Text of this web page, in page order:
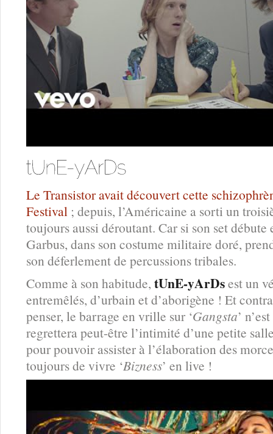
Le Transistor avait découvert cette
Festival ; depuis, l’Américaine a sorti un
toujours aussi déroutant. Car si son set débute
Garbus, dans son costume militaire doré,
son déferlement de percussions tribales.
Comme à son habitude, tUnE-yArDsest un
entremêlés, d’urbain et d’aborigène ! Et
penser, le barrage en vrille sur ‘Gangsta’
regrettera peut-être l’intimité d’une petite
pour pouvoir assister à l’élaboration des
toujours de vivre ‘Bizness’ en live !